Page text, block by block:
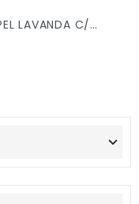
REPELENTE CONTROL PLAG PAPEL LAVANDA C/1PZ X/12